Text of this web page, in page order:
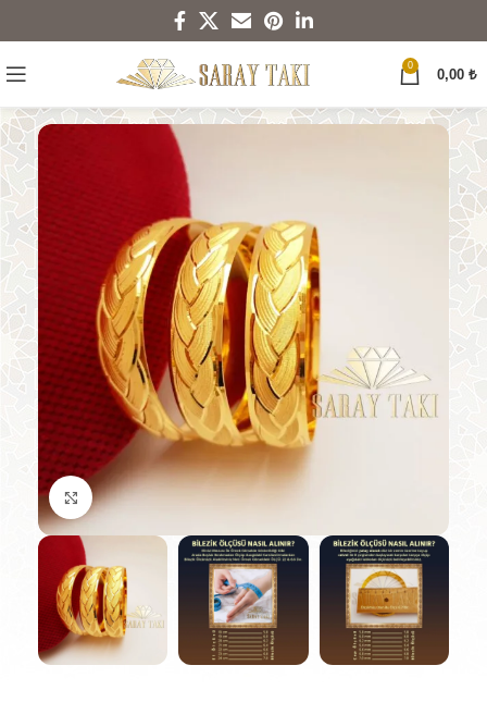
0
0,00 ₺
Büyütmek için tıklayın